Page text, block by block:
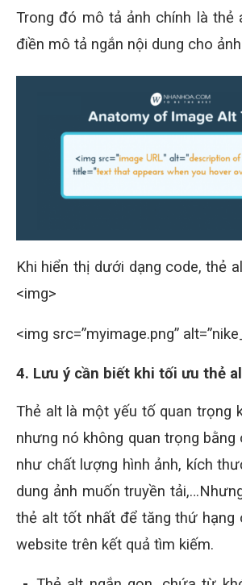
Trong đó mô tả ảnh chính là thẻ
điền mô tả ngắn nội dung cho
Khi hiển thị dưới dạng code, thẻ
<img>
<img src=”myimage.png”
4. Lưu ý cần biết khi tối ưu thẻ
Thẻ alt là một yếu tố quan trọng
nhưng nó không quan trọng
như chất lượng hình ảnh, kích
dung ảnh muốn truyền
thẻ alt tốt nhất để tăng thứ hạng
website trên kết quả tìm kiếm.